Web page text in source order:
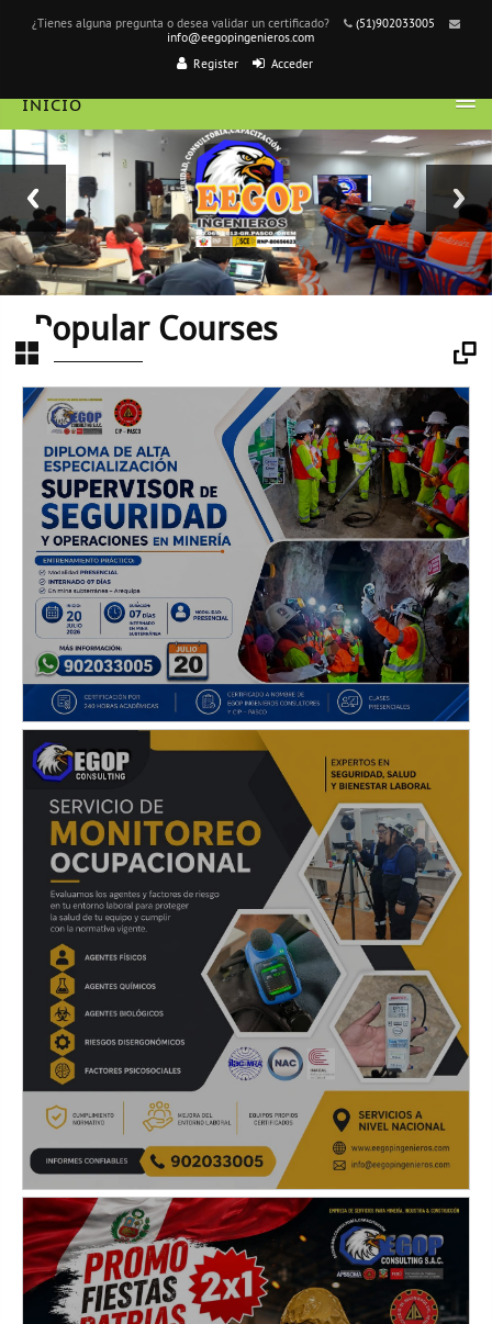
¿Tienes alguna pregunta o desea validar un certificado?
(51)902033005
info@eegopingenieros.com
Register
Acceder
Gallery
Section
INICIO
ESPAÑOL - INTERNACIONAL ‎(ES)‎
Popular Courses